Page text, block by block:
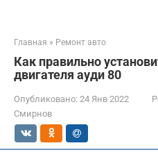
Главная » Ремонт авто
Как правильно
двигателя ауди 80
Опубликовано: 24 Янв 2022
Смирнов